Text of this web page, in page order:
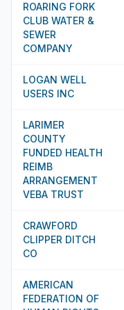
ROARING FORK
CLUB WATER &
SEWER
COMPANY
LOGAN WELL
USERS INC
LARIMER
COUNTY
FUNDED HEALTH
REIMB
ARRANGEMENT
VEBA TRUST
CRAWFORD
CLIPPER DITCH
CO
AMERICAN
FEDERATION OF